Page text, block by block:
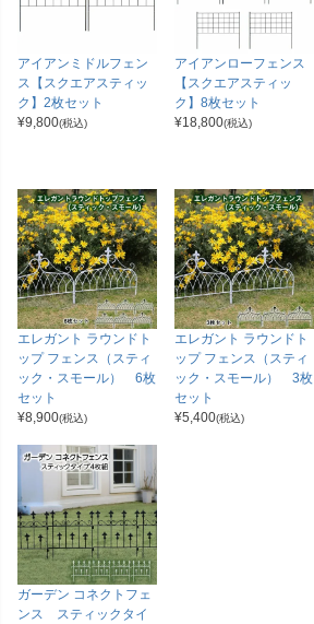
アイアンミドルフェン
ス【スクエアスティッ
ク】2枚セット
¥9,800(税込)
アイアンローフェンス
【スクエアスティッ
ク】8枚セット
¥18,800(税込)
エレガント ラウンドト
ップ フェンス（スティ
ック・スモール） 6枚
セット
¥8,900(税込)
エレガント ラウンドト
ップ フェンス（スティ
ック・スモール） 3枚
セット
¥5,400(税込)
ガーデン コネクトフェ
ンス スティックタイ